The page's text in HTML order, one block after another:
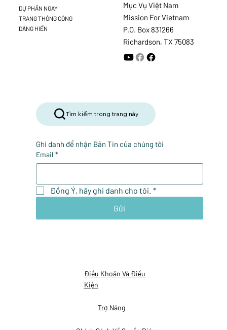
Điều Khoản Và Điều
Kiện
Trợ Năng
Tìm kiếm trong trang này
Ghi danh để nhận Bản Tin của chúng tôi
Email *
Đồng Ý, hãy ghi danh cho tôi. *
Gửi
Mục Vụ Việt Nam
Mission For Vietnam
P.O. Box 831266
Richardson, TX 75083
DỰ PHẦN NGAY
TRANG THÔNG CÔNG
DÂNG HIẾN